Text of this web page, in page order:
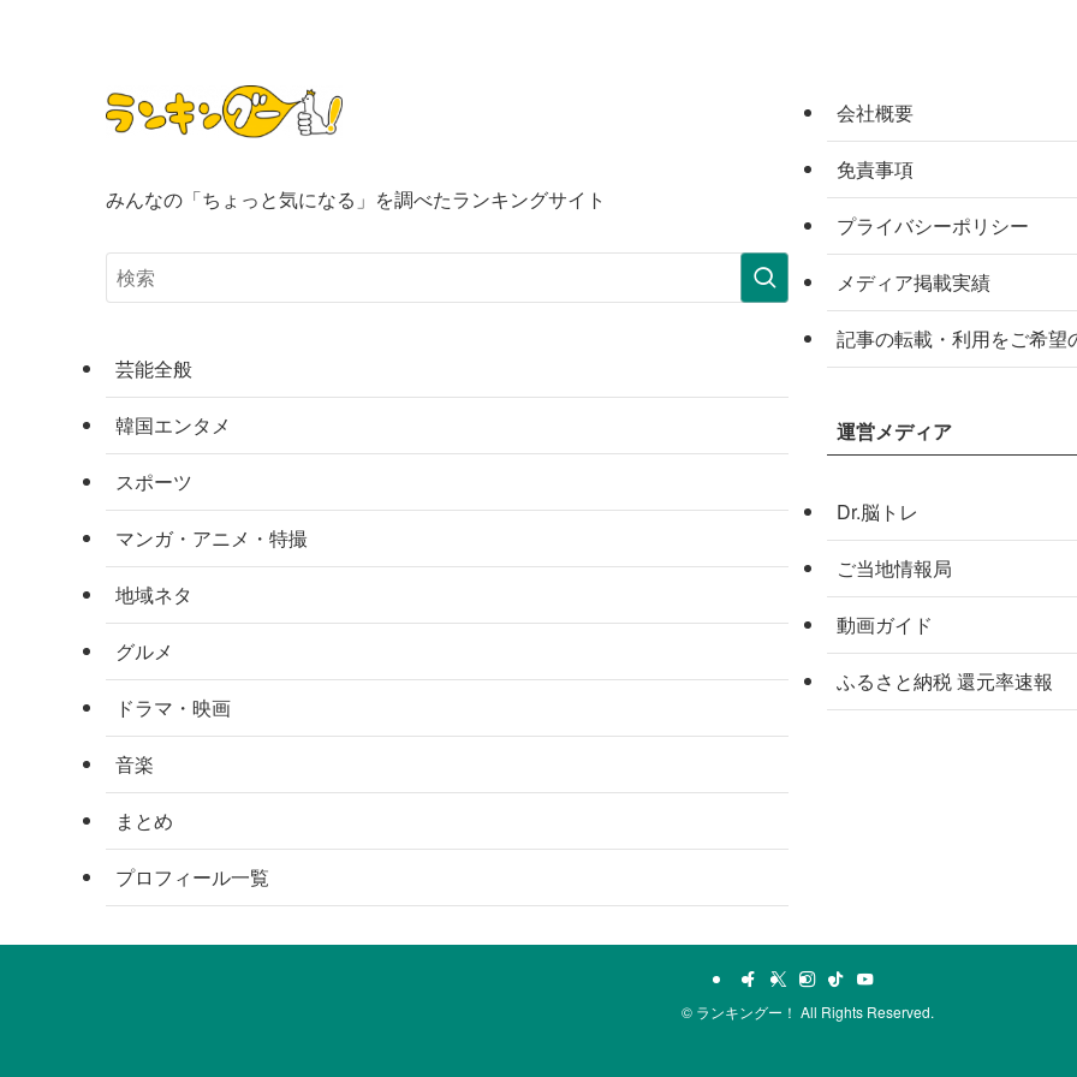
みんなの「ちょっと気になる」を調べたランキングサイト
芸能全般
韓国エンタメ
スポーツ
マンガ・アニメ・特撮
地域ネタ
グルメ
ドラマ・映画
音楽
まとめ
プロフィール一覧
会社概要
免責事項
プライバシーポリシー
メディア掲載実績
記事の転載・利用をご希望
運営メディア
Dr.脳トレ
ご当地情報局
動画ガイド
ふるさと納税 還元率速報
© ランキングー！ All Rights Reserved.